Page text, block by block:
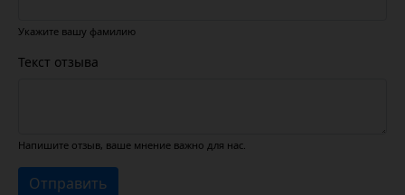
Укажите вашу фамилию
Текст отзыва
Напишите отзыв, ваше мнение важно для нас.
Отправить